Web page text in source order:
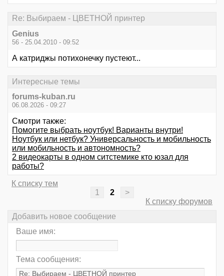
Re: Выбираем - ЦВЕТНОЙ принтер
Genius
56 - 25.04.2010 - 09:52
А катриджы потихонечку пустеют...
Интересные темы
forums-kuban.ru
06.08.2026 - 09:27
Смотри также:
Помогите выбрать ноутбук! Варианты внутри!
Ноутбук или нетбук? Универсальность и мобильность
или мобильность и автономность?
2 видеокарты в одном ситстемике кто юзал для
работы?
К списку тем
1
2
>
К списку форумов
Добавить новое сообщение
Ваше имя:
Тема сообщения: